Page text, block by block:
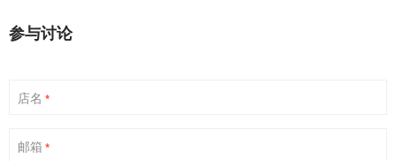
参与讨论
店名 *
邮箱 *